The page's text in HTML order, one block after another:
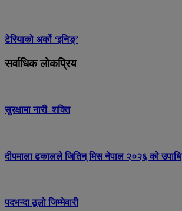
टेरियाको अर्को ‘इनिङ्’
सर्वाधिक लोकप्रिय
सुरक्षामा नारी–शक्ति
दीपमाला ढकालले जितिन् मिस नेपाल २०२६ को उपाधि
पदभन्दा ठूलो जिम्मेवारी